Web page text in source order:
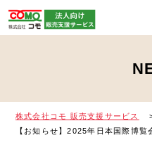
株式会社コモ 販売支援サービス
【お知らせ】2025年日本国際博覧